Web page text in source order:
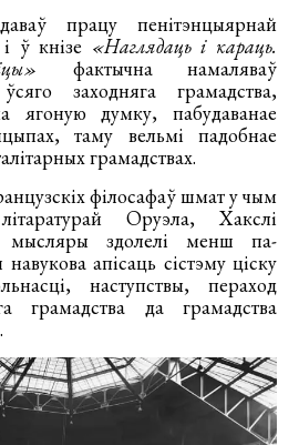
працу пенітэнцыярнай
ў кнізе «Наглядаць і караць.
фактычна намаляваў
заходняга грамадства,
ягоную думку, пабудаванае
таму вельмі падобнае
грамадствах.
філосафаў шмат у чым
Оруэла, Хакслі
мысляры здолелі менш па-
апісаць сістэму ціску
наступствы, пераход
грамадства да грамадства